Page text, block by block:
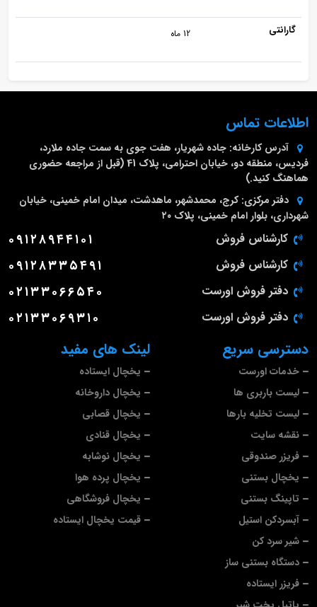
گارانتی 12 ماه
لینک های مفید
یخچال ایستاده
یخچال داروخانه
یخچال قصابی
یخچال قنادی
یخچال نوشابه
یخچال پرده هوا
یخچال فروشگاهی
قیمت یخچال ایستاده
دسترسی سریع
خدمات اورست
لیست باربری ها
لیست تخلیه بارها
نقشه سایت
فریزر صندوقی
یخچال بستنی
تاپینگ بستنی
آبسردکن استیل
شیر سرد کن
دستگاه بستنی ساز
فریزر ایستاده
اطلاعات تماس
آدرس کارخانه: جاده شهریار، هفت جوی به سمت جاده ملارد،
فردیس، منطقه دو، خیابان احترامی، پلاک 41 (قبل از مراجعه حضوری
هماهنگ کنید.)
دفتر مرکزی: کرج، محمدشهر، ماهدشت، میدان امام خمینی، خیابان
شهرداری، بلوار امام خمینی، پلاک ۲۰
کارشناس فروش ۰۹۱۲۸۹۴۴۱۰۱
کارشناس فروش ۰۹۱۲۸۳۳۵۴۹۱
دفتر فروش اورست ۰۲۱۳۳۰۶۶۵۴۰
دفتر فروش اورست ۰۲۱۳۳۰۶۹۳۱۰